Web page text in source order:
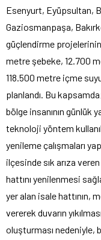
Esenyurt, Eyüpsultan,
Gaziosmanpaşa,
güçlendirme
metre şebeke, 12.700
118.500 metre içme
planlandı. Bu
bölge insanının günlük
teknoloji yöntem
yenileme çalışmaları
ilçesinde sık arıza
hattını yenilenmesi
yer alan isale hattının,
vererek duvarın
oluşturması nedeniyle,